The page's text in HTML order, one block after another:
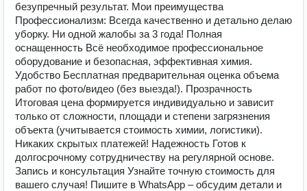
безупречный результат. Мои преимущества
Профессионализм: Всегда качественно и детально делаю
уборку. Ни одной жалобы за 3 года! Полная
оснащенность Всё необходимое профессиональное
оборудование и безопасная, эффективная химия.
Удобство Бесплатная предварительная оценка объема
работ по фото/видео (без выезда!). Прозрачность
Итоговая цена формируется индивидуально и зависит
только от сложности, площади и степени загрязнения
объекта (учитывается стоимость химии, логистики).
Никаких скрытых платежей! Надежность Готов к
долгосрочному сотрудничеству на регулярной основе.
Запись и консультация Узнайте точную стоимость для
вашего случая! Пишите в WhatsApp – обсудим детали и